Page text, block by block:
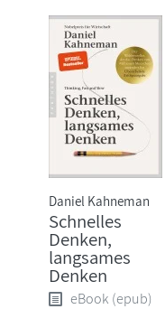
Daniel Kahneman
Schnelles
Denken,
langsames
Denken
eBook (epub)